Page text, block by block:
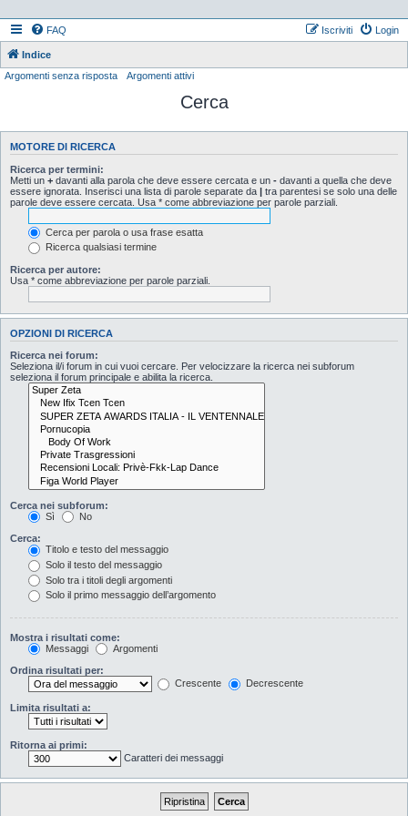
FAQ Login
Iscriviti
Indice
Argomenti senza risposta
Argomenti attivi
Cerca
MOTORE DI RICERCA
Ricerca per termini:
Metti un + davanti alla parola che deve essere cercata e un - davanti a quella che deve
essere ignorata. Inserisci una lista di parole separate da | tra parentesi se solo una delle
parole deve essere cercata. Usa * come abbreviazione per parole parziali.
Cerca per parola o usa frase esatta
Ricerca qualsiasi termine
Ricerca per autore:
Usa * come abbreviazione per parole parziali.
OPZIONI DI RICERCA
Ricerca nei forum:
Seleziona il/i forum in cui vuoi cercare. Per velocizzare la ricerca nei subforum
seleziona il forum principale e abilita la ricerca.
Cerca nei subforum:
Sì
No
Cerca:
Titolo e testo del messaggio
Solo il testo del messaggio
Solo tra i titoli degli argomenti
Solo il primo messaggio dell’argomento
Mostra i risultati come:
Messaggi
Argomenti
Ordina risultati per:
Crescente
Decrescente
Limita risultati a:
Ritorna ai primi:
Caratteri dei messaggi